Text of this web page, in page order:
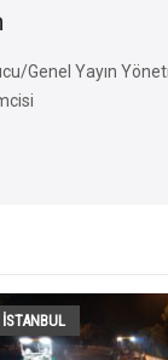
Genel Yayın
İSTANBUL